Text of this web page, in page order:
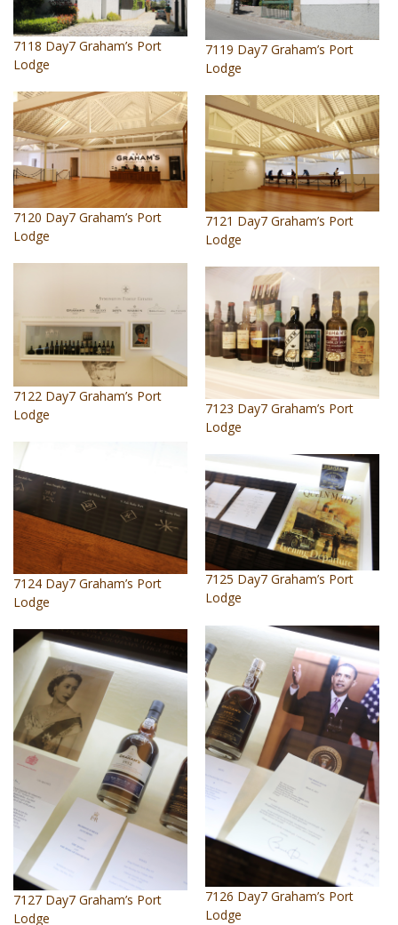
7118 Day7 Graham’s Port
Lodge
7119 Day7 Graham’s Port
Lodge
7120 Day7 Graham’s Port
Lodge
7121 Day7 Graham’s Port
Lodge
7122 Day7 Graham’s Port
Lodge
7123 Day7 Graham’s Port
Lodge
7124 Day7 Graham’s Port
Lodge
7125 Day7 Graham’s Port
Lodge
7126 Day7 Graham’s Port
Lodge
7127 Day7 Graham’s Port
Lodge